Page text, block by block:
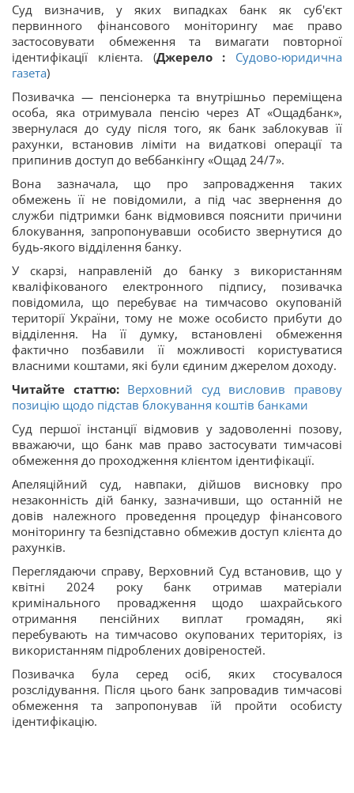
Суд визначив, у яких випадках банк як суб'єкт
первинного фінансового моніторингу має право
застосовувати обмеження та вимагати повторної
ідентифікації клієнта. (Джерело :
Судово-юридична
газета)
Позивачка — пенсіонерка та внутрішньо переміщена
особа, яка отримувала пенсію через АТ «Ощадбанк»,
звернулася до суду після того, як банк заблокував її
рахунки, встановив ліміти на видаткові операції та
припинив доступ до веббанкінгу «Ощад 24/7».
Вона зазначала, що про запровадження таких
обмежень її не повідомили, а під час звернення до
служби підтримки банк відмовився пояснити причини
блокування, запропонувавши особисто звернутися до
будь-якого відділення банку.
У скарзі, направленій до банку з використанням
кваліфікованого електронного підпису, позивачка
повідомила, що перебуває на тимчасово окупованій
території України, тому не може особисто прибути до
відділення. На її думку, встановлені обмеження
фактично позбавили її можливості користуватися
власними коштами, які були єдиним джерелом доходу.
Читайте статтю: Верховний суд висловив правову
позицію щодо підстав блокування коштів банками
Суд першої інстанції відмовив у задоволенні позову,
вважаючи, що банк мав право застосувати тимчасові
обмеження до проходження клієнтом ідентифікації.
Апеляційний суд, навпаки, дійшов висновку про
незаконність дій банку, зазначивши, що останній не
довів належного проведення процедур фінансового
моніторингу та безпідставно обмежив доступ клієнта до
рахунків.
Переглядаючи справу, Верховний Суд встановив, що у
квітні 2024 року банк отримав матеріали
кримінального провадження щодо шахрайського
отримання пенсійних виплат громадян, які
перебувають на тимчасово окупованих територіях, із
використанням підроблених довіреностей.
Позивачка була серед осіб, яких стосувалося
розслідування. Після цього банк запровадив тимчасові
обмеження та запропонував їй пройти особисту
ідентифікацію.